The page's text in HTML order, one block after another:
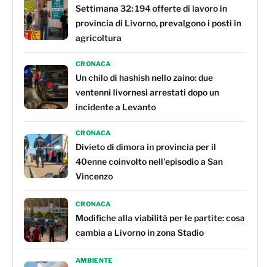
Settimana 32: 194 offerte di lavoro in
provincia di Livorno, prevalgono i posti in
agricoltura
CRONACA
Un chilo di hashish nello zaino: due
ventenni livornesi arrestati dopo un
incidente a Levanto
CRONACA
Divieto di dimora in provincia per il
40enne coinvolto nell'episodio a San
Vincenzo
CRONACA
Modifiche alla viabilità per le partite: cosa
cambia a Livorno in zona Stadio
AMBIENTE